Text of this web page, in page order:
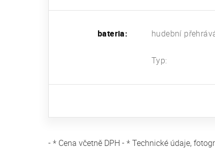
bateria: hudební
Typ:
- * Cena včetně DPH - * Technické údaje,